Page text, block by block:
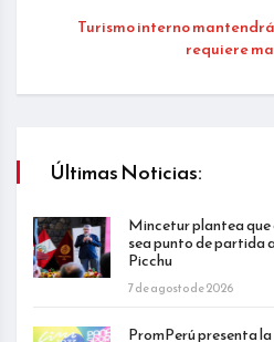
Turismo interno
requiere
Últimas Noticias:
Mincetur plantea
sea punto de partida
Picchu
7 de agosto de 2026
PromPerú presenta